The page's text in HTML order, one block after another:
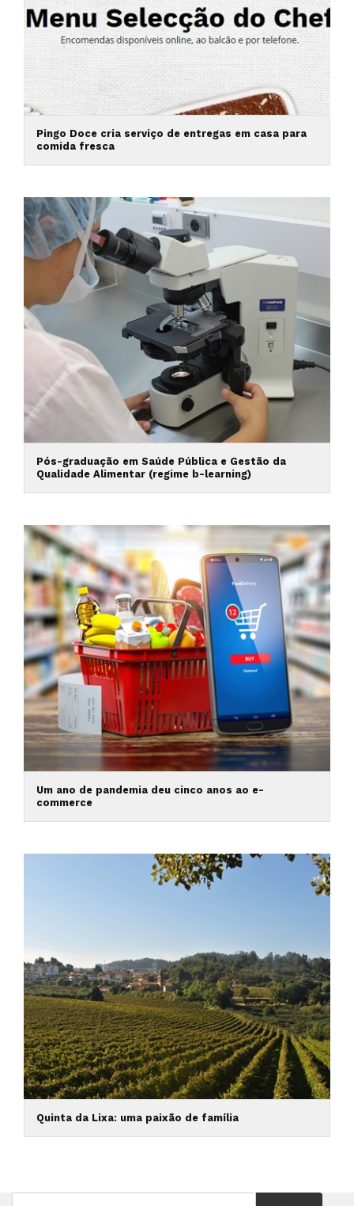
Pingo Doce cria serviço de entregas em casa para
comida fresca
Pós-graduação em Saúde Pública e Gestão da
Qualidade Alimentar (regime b-learning)
Um ano de pandemia deu cinco anos ao e-
commerce
Quinta da Lixa: uma paixão de família